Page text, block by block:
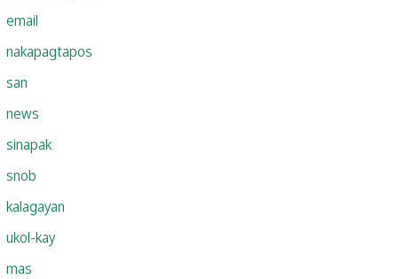
email
nakapagtapos
san
news
sinapak
snob
kalagayan
ukol-kay
mas